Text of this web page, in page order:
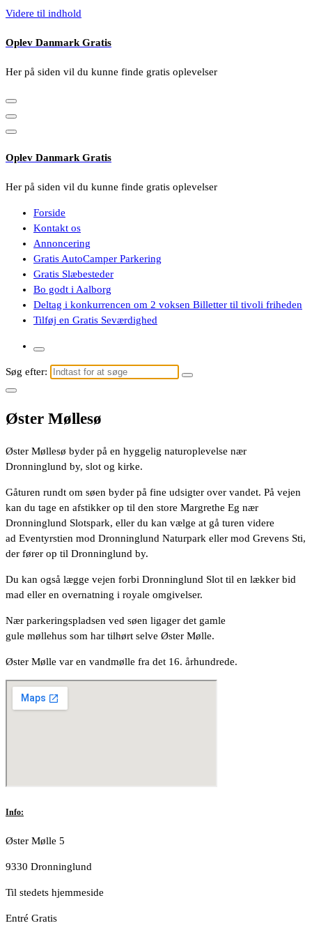
Videre til indhold
Oplev Danmark Gratis
Her på siden vil du kunne finde gratis oplevelser
Oplev Danmark Gratis
Her på siden vil du kunne finde gratis oplevelser
Forside
Kontakt os
Annoncering
Gratis AutoCamper Parkering
Gratis Slæbesteder
Bo godt i Aalborg
Deltag i konkurrencen om 2 voksen Billetter til tivoli friheden
Tilføj en Gratis Seværdighed
Søg efter:
Øster Møllesø
Øster Møllesø byder på en hyggelig naturoplevelse nær
Dronninglund by, slot og kirke.
Gåturen rundt om søen byder på fine udsigter over vandet. På vejen
kan du tage en afstikker op til den store Margrethe Eg nær
Dronninglund Slotspark, eller du kan vælge at gå turen videre
ad Eventyrstien mod Dronninglund Naturpark eller mod Grevens Sti,
der fører op til Dronninglund by.
Du kan også lægge vejen forbi Dronninglund Slot til en lækker bid
mad eller en overnatning i royale omgivelser.
Nær parkeringspladsen ved søen ligager det gamle
gule møllehus som har tilhørt selve Øster Mølle.
Øster Mølle var en vandmølle fra det 16. århundrede.
Info:
Øster Mølle 5
9330 Dronninglund
Til stedets hjemmeside
Entré Gratis